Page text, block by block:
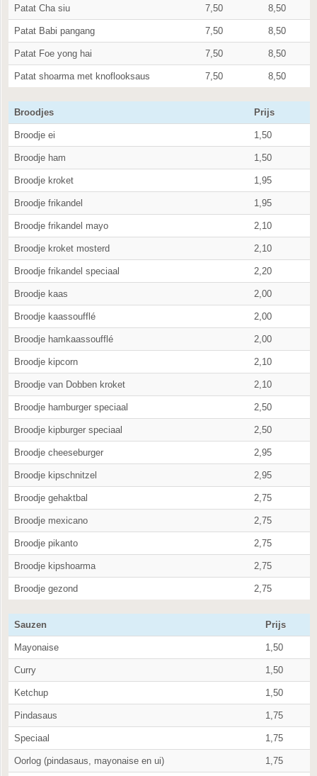
Patat Cha siu 7,50 8,50
Patat Babi pangang 7,50 8,50
Patat Foe yong hai 7,50 8,50
Patat shoarma met knoflooksaus 7,50 8,50
Broodjes Prijs
Broodje ei 1,50
Broodje ham 1,50
Broodje kroket 1,95
Broodje frikandel 1,95
Broodje frikandel mayo 2,10
Broodje kroket mosterd 2,10
Broodje frikandel speciaal 2,20
Broodje kaas 2,00
Broodje kaassoufflé 2,00
Broodje hamkaassoufflé 2,00
Broodje kipcorn 2,10
Broodje van Dobben kroket 2,10
Broodje hamburger speciaal 2,50
Broodje kipburger speciaal 2,50
Broodje cheeseburger 2,95
Broodje kipschnitzel 2,95
Broodje gehaktbal 2,75
Broodje mexicano 2,75
Broodje pikanto 2,75
Broodje kipshoarma 2,75
Broodje gezond 2,75
Sauzen Prijs
Mayonaise 1,50
Curry 1,50
Ketchup 1,50
Pindasaus 1,75
Speciaal 1,75
Oorlog (pindasaus, mayonaise en ui) 1,75